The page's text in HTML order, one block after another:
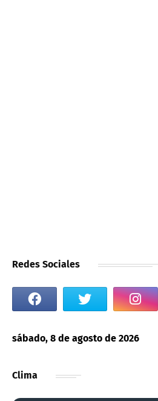
Redes Sociales
sábado, 8 de agosto de 2026
Clima